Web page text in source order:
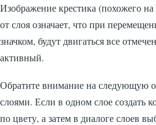
Изображение крестика (похожего
от слоя означает, что при
значком, будут двигаться все
активный.
Обратите внимание на следующую
слоями. Если в одном слое создать
по цвету, а затем в диалоге слоев